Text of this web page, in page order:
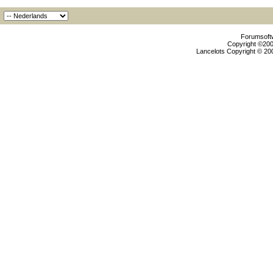
Copyright
Lancelots Copyright ©